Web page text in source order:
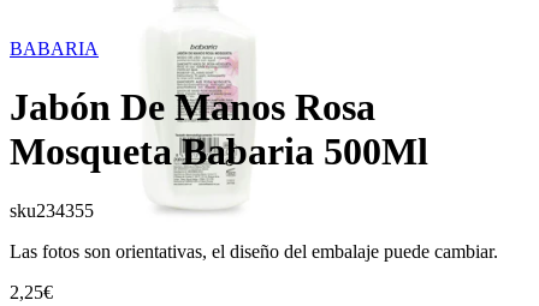
BABARIA
Jabón De Manos Rosa
Mosqueta Babaria 500Ml
sku234355
Las fotos son orientativas, el diseño del embalaje puede cambiar.
2,25€